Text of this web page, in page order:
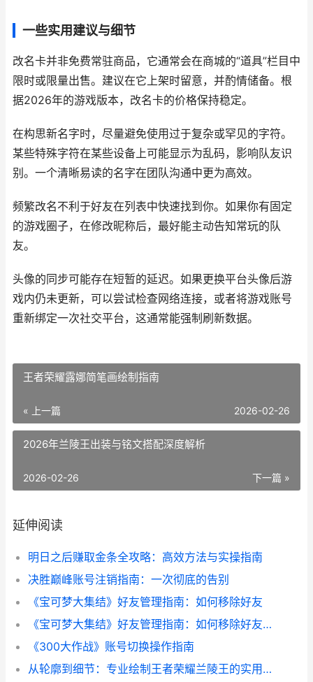
一些实用建议与细节
改名卡并非免费常驻商品，它通常会在商城的“道具”栏目中
限时或限量出售。建议在它上架时留意，并酌情储备。根
据2026年的游戏版本，改名卡的价格保持稳定。
在构思新名字时，尽量避免使用过于复杂或罕见的字符。
某些特殊字符在某些设备上可能显示为乱码，影响队友识
别。一个清晰易读的名字在团队沟通中更为高效。
频繁改名不利于好友在列表中快速找到你。如果你有固定
的游戏圈子，在修改昵称后，最好能主动告知常玩的队
友。
头像的同步可能存在短暂的延迟。如果更换平台头像后游
戏内仍未更新，可以尝试检查网络连接，或者将游戏账号
重新绑定一次社交平台，这通常能强制刷新数据。
王者荣耀露娜简笔画绘制指南
« 上一篇 2026-02-26
2026年兰陵王出装与铭文搭配深度解析
下一篇 »
2026-02-26
延伸阅读
明日之后赚取金条全攻略：高效方法与实操指南
决胜巅峰账号注销指南：一次彻底的告别
《宝可梦大集结》好友管理指南：如何移除好友
《宝可梦大集结》好友管理指南：如何移除好友列表中的玩家
《300大作战》账号切换操作指南
从轮廓到细节：专业绘制王者荣耀兰陵王的实用指南